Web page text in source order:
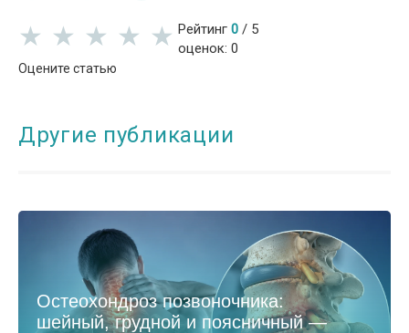
★
★ ★
★ ★
★ ★
★ ★
★
Оцените статью
Рейтинг 0 / 5
оценок: 0
Другие публикации
Остеохондроз позвоночника:
шейный, грудной и поясничный —